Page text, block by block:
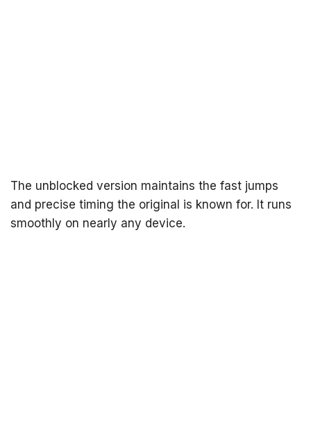
The unblocked version maintains the fast jumps
and precise timing the original is known for. It runs
smoothly on nearly any device.